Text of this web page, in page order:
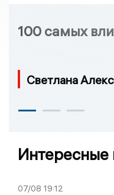
100 самых
Светлана
Интересные
07/08 19:12